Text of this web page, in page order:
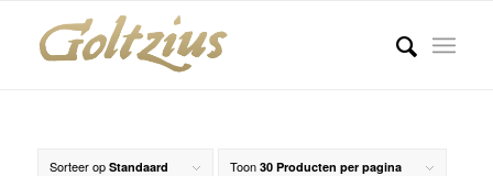
Sorteer op Standaard Toon 30 Producten per pagina